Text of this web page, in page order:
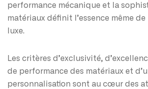
performance mécanique et la
matériaux définit l’essence même
luxe.
Les critères d’exclusivité,
de performance des matériaux et
personnalisation sont au cœur des